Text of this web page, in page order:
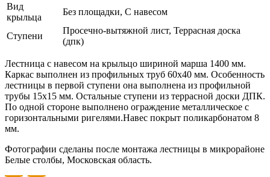
Вид
крыльца
Без площадки, С навесом
Ступени
Просечно-вытяжной лист, Террасная доска
(дпк)
Лестница с навесом на крыльцо шириной марша 1400 мм.
Каркас выполнен из профильных труб 60х40 мм. Особенность
лестницы в первой ступени она выполнена из профильной
трубы 15х15 мм. Остальные ступени из террасной доски ДПК.
По одной стороне выполнено ограждение металлическое с
горизонтальными ригелями.Навес покрыт поликарбонатом 8
мм.
Фотографии сделаны после монтажа лестницы в микрорайоне
Белые столбы, Московская область.